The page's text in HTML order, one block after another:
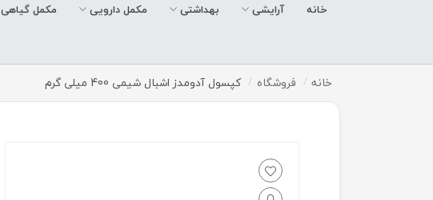
خانه آرایشی بهداشتی مکمل دارویی مکمل گیاهی
خانه فروشگاه کپسول آدومدز اشبال شیمی 400 میلی گرم